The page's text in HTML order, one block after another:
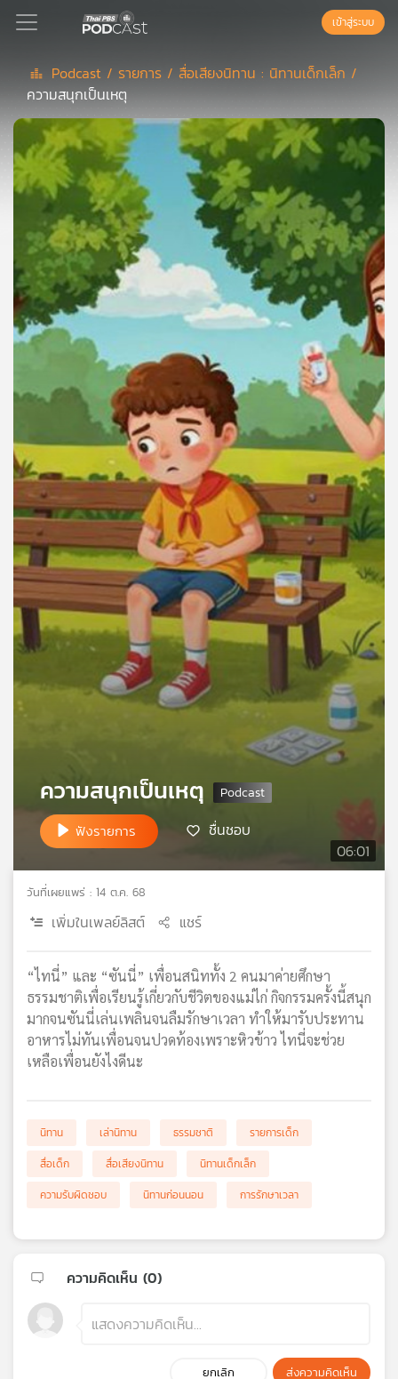
Podcast
เพล
ย์
แนะนำ
เพล
ย์
ลิ
เพลง
บทความ
ข่าว
และ
กิจกรรม
เกี่ยว
เครือ
ไทย
แผนที่
วิทยุ
เครือ
ข่าย
เข้าสู่ระบบ
Podcast / รายการ /สื่อเสียงนิทาน : นิทานเด็กเล็ก /
ความสนุกเป็นเหตุ
06:01
ความสนุกเป็นเหตุ
ฟังรายการ ชื่นชอบ
วันที่เผยแพร่ : 14 ต.ค. 68
เพิ่มในเพลย์ลิสต์ แชร์
“ไทนี่” และ “ซันนี่” เพื่อนสนิททั้ง 2 คนมาค่ายศึกษา
ธรรมชาติเพื่อเรียนรู้เกี่ยวกับชีวิตของแม่ไก่ กิจกรรมครั้งนี้สนุก
มากจนซันนี่เล่นเพลินจนลืมรักษาเวลา ทำให้มารับประทาน
อาหารไม่ทันเพื่อนจนปวดท้องเพราะหิวข้าว ไทนี่จะช่วย
เหลือเพื่อนยังไงดีนะ
นิทาน เล่านิทาน ธรรมชาติ
รายการเด็ก
สื่อเด็ก
สื่อเสียงนิทาน
นิทานเด็กเล็ก
ความรับผิดชอบ
นิทานก่อนนอน การรักษาเวลา
ความคิดเห็น (0)
ยกเลิก ส่งความคิดเห็น